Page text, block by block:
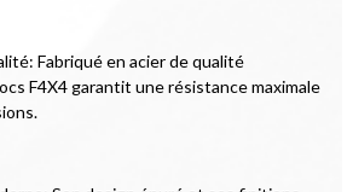
Fabriqué en acier de qualité
F4X4 garantit une résistance maximale